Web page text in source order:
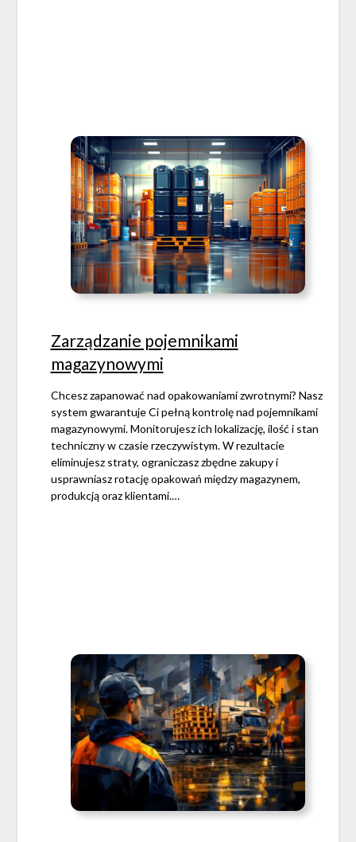
Zarządzanie pojemnikami
magazynowymi
Chcesz zapanować nad opakowaniami zwrotnymi? Nasz
system gwarantuje Ci pełną kontrolę nad pojemnikami
magazynowymi. Monitorujesz ich lokalizację, ilość i stan
techniczny w czasie rzeczywistym. W rezultacie
eliminujesz straty, ograniczasz zbędne zakupy i
usprawniasz rotację opakowań między magazynem,
produkcją oraz klientami.…